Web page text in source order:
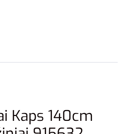
Kaps 140cm